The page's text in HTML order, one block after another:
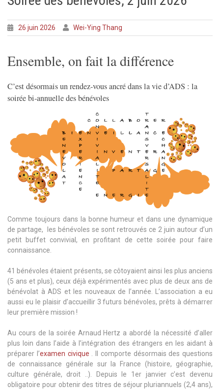
26 juin 2026 Wei-Ying Thang
Ensemble, on fait la différence
C’est désormais un rendez-vous ancré dans la vie d’ADS : la
soirée bi-annuelle des bénévoles
Comme toujours dans la bonne humeur et dans une dynamique
de partage, les bénévoles se sont retrouvés ce 2 juin autour d’un
petit buffet convivial, en profitant de cette soirée pour faire
connaissance.
41 bénévoles étaient présents, se côtoyaient ainsi les plus anciens
(5 ans et plus), ceux déjà expérimentés avec plus de deux ans de
bénévolat à ADS et les nouveaux de l’année. L’association a eu
aussi eu le plaisir d’accueillir 3 futurs bénévoles, prêts à démarrer
leur première mission !
Au cours de la soirée Arnaud Hertz a abordé la nécessité d’aller
plus loin dans l’aide à l’intégration des étrangers en les aidant à
préparer l’examen civique . Il comporte désormais des questions
de connaissance générale sur la France (histoire, géographie,
culture générale, droit ..). Depuis le 1er janvier c’est devenu
obligatoire pour obtenir des titres de séjour pluriannuels (2,4 ans),